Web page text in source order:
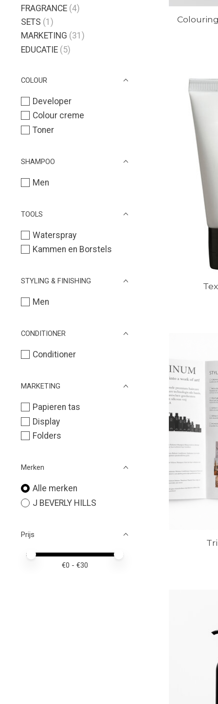
FRAGRANCE (4)
SETS (1)
MARKETING (31)
EDUCATIE (5)
COLOUR
Developer
Colour creme
Toner
SHAMPOO
Men
TOOLS
Waterspray
Kammen en Borstels
STYLING & FINISHING
Men
CONDITIONER
Conditioner
MARKETING
Papieren tas
Display
Folders
Merken
Alle merken
J BEVERLY HILLS
Prijs
Minimale prijswaarde
Price maximum value
€0 - €30